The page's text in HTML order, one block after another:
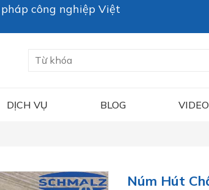
công nghiệp Việt
DỊCH VỤ BLOG VIDEO
Núm Hút